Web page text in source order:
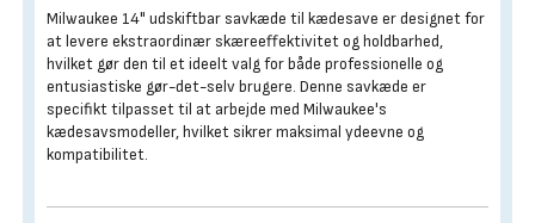
Milwaukee 14" udskiftbar savkæde til kædesave er designet for
at levere ekstraordinær skæreeffektivitet og holdbarhed,
hvilket gør den til et ideelt valg for både professionelle og
entusiastiske gør-det-selv brugere. Denne savkæde er
specifikt tilpasset til at arbejde med Milwaukee's
kædesavsmodeller, hvilket sikrer maksimal ydeevne og
kompatibilitet.